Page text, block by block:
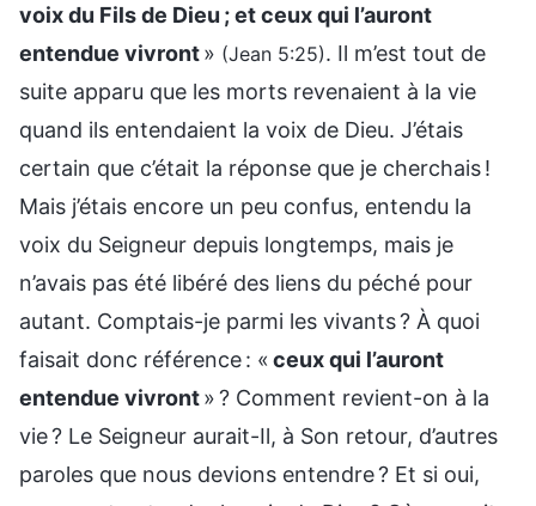
voix du Fils de Dieu ; et ceux qui l’auront
entendue vivront» (Jean 5:25). Il m’est tout de
suite apparu que les morts revenaient à la vie
quand ils entendaient la voix de Dieu. J’étais
certain que c’était la réponse que je cherchais !
Mais j’étais encore un peu confus, entendu la
voix du Seigneur depuis longtemps, mais je
n’avais pas été libéré des liens du péché pour
autant. Comptais-je parmi les vivants ? À quoi
faisait donc référence : «ceux qui l’auront
entendue vivront» ? Comment revient-on à la
vie ? Le Seigneur aurait-Il, à Son retour, d’autres
paroles que nous devions entendre ? Et si oui,